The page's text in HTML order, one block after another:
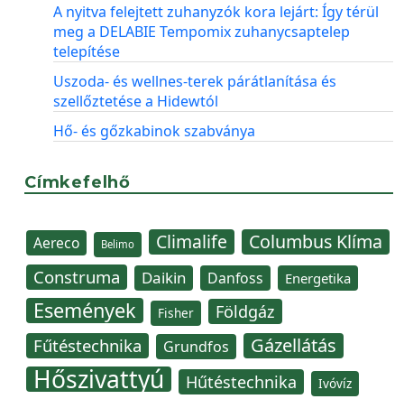
A nyitva felejtett zuhanyzók kora lejárt: Így térül
meg a DELABIE Tempomix zuhanycsaptelep
telepítése
Uszoda- és wellnes-terek párátlanítása és
szellőztetése a Hidewtól
Hő- és gőzkabinok szabványa
Címkefelhő
Aereco Belimo Climalife Columbus Klíma
Construma Daikin Danfoss Energetika
Események Fisher Földgáz
Fűtéstechnika Grundfos Gázellátás
Hőszivattyú Hűtéstechnika Ivóvíz